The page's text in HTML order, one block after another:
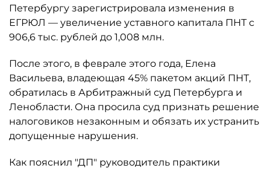
Петербургу зарегистрировала изменения в
ЕГРЮЛ — увеличение уставного капитала ПНТ с
906,6 тыс. рублей до 1,008 млн.
После этого, в феврале этого года, Елена
Васильева, владеющая 45% пакетом акций ПНТ,
обратилась в Арбитражный суд Петербурга и
Ленобласти. Она просила суд признать решение
налоговиков незаконным и обязать их устранить
допущенные нарушения.
Как пояснил "ДП" руководитель практики